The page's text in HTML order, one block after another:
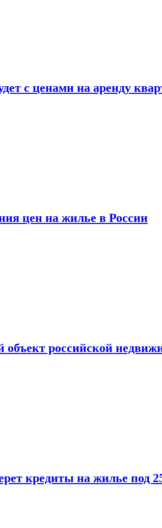
с ценами на аренду
цен на жилье в России
объект российской
кредиты на жилье под